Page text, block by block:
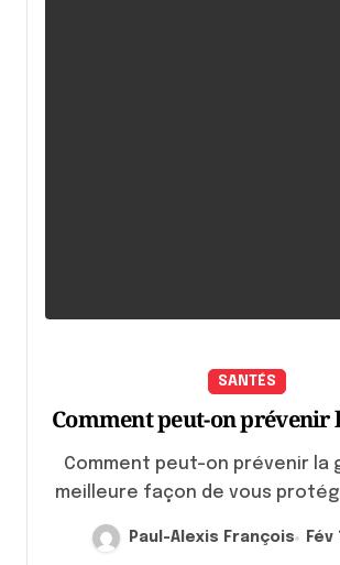
SANTÉS
Comment peut-on prévenir
Comment peut-on prévenir la grippe ? La
meilleure façon de vous
Paul-Alexis François Fév